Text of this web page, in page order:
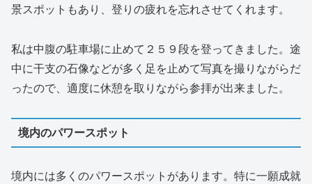
景スポットもあり、登りの疲れを忘れさせてくれます。
私は中腹の駐車場に止めて２５９段を登ってきました。途
中に干支の石像などが多く足を止めて写真を撮りながらだ
ったので、適度に休憩を取りながら参拝が出来ました。
境内のパワースポット
境内には多くのパワースポットがあります。特に一願成就